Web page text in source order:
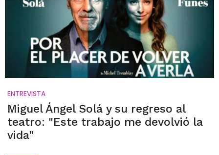
ENTREVISTA
Miguel Ángel Solá y su regreso al
teatro: "Este trabajo me devolvió la
vida"